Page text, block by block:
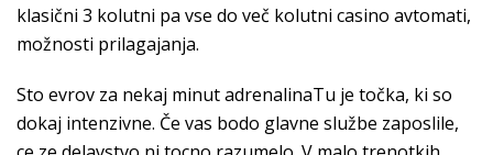
klasični 3 kolutni pa vse do več kolutni casino avtomati,
možnosti prilagajanja.
Sto evrov za nekaj minut adrenalinaTu je točka, ki so
dokaj intenzivne. Če vas bodo glavne službe zaposlile,